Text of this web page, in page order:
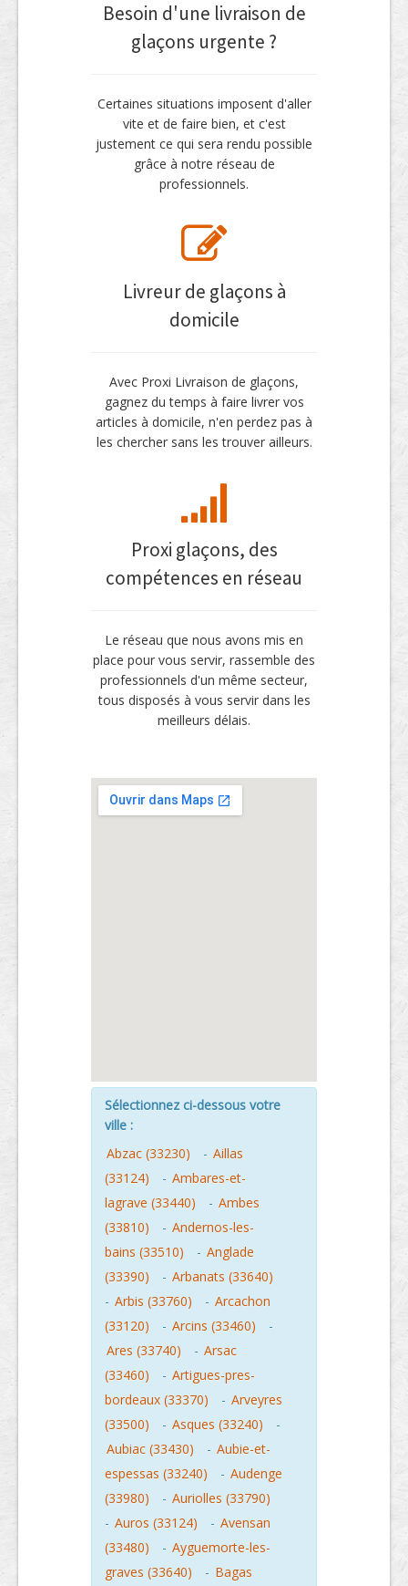
Besoin d'une livraison de
glaçons urgente ?
Certaines situations imposent d'aller
vite et de faire bien, et c'est
justement ce qui sera rendu possible
grâce à notre réseau de
professionnels.
Livreur de glaçons à
domicile
Avec Proxi Livraison de glaçons,
gagnez du temps à faire livrer vos
articles à domicile, n'en perdez pas à
les chercher sans les trouver ailleurs.
Proxi glaçons, des
compétences en réseau
Le réseau que nous avons mis en
place pour vous servir, rassemble des
professionnels d'un même secteur,
tous disposés à vous servir dans les
meilleurs délais.
Sélectionnez ci-dessous votre
ville :
Abzac (33230)
- Aillas
(33124)
- Ambares-et-
lagrave (33440)
- Ambes
(33810)
- Andernos-les-
bains (33510)
- Anglade
(33390)
- Arbanats (33640)
- Arbis (33760) - Arcachon
(33120)
- Arcins (33460)
-
Ares (33740)
- Arsac
(33460)
- Artigues-pres-
bordeaux (33370)
- Arveyres
(33500)
- Asques (33240)
-
Aubiac (33430)
- Aubie-et-
espessas (33240)
- Audenge
(33980)
- Auriolles (33790)
- Auros (33124) - Avensan
(33480)
- Ayguemorte-les-
graves (33640)
- Bagas